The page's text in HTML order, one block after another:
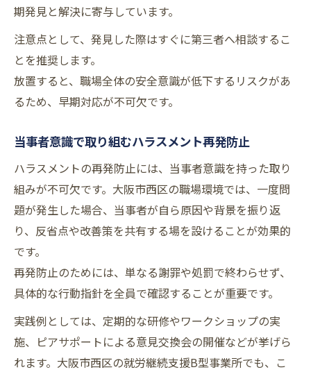
期発見と解決に寄与しています。
注意点として、発見した際はすぐに第三者へ相談するこ
とを推奨します。
放置すると、職場全体の安全意識が低下するリスクがあ
るため、早期対応が不可欠です。
当事者意識で取り組むハラスメント再発防止
ハラスメントの再発防止には、当事者意識を持った取り
組みが不可欠です。大阪市西区の職場環境では、一度問
題が発生した場合、当事者が自ら原因や背景を振り返
り、反省点や改善策を共有する場を設けることが効果的
です。
再発防止のためには、単なる謝罪や処罰で終わらせず、
具体的な行動指針を全員で確認することが重要です。
実践例としては、定期的な研修やワークショップの実
施、ピアサポートによる意見交換会の開催などが挙げら
れます。大阪市西区の就労継続支援B型事業所でも、こ